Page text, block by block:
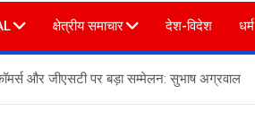
क्षेत्रीय समाचार देश-विदेश धर्म
और जीएसटी पर बड़ा सम्मेलन: सुभाष अग्रवाल